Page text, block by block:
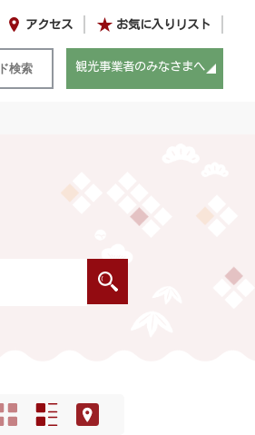
アクセス お気に入りリスト
観光事業者のみなさまへ